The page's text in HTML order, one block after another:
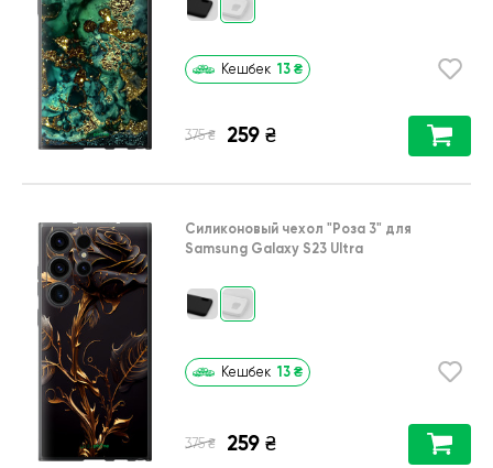
Кешбек 13 ₴
375 ₴ 259 ₴
Силиконовый чехол "Роза 3" для
Samsung Galaxy S23 Ultra
Кешбек 13 ₴
375 ₴ 259 ₴